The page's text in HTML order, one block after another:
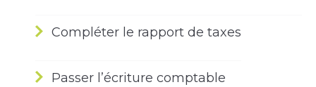
Compléter le rapport de taxes
Passer l’écriture comptable